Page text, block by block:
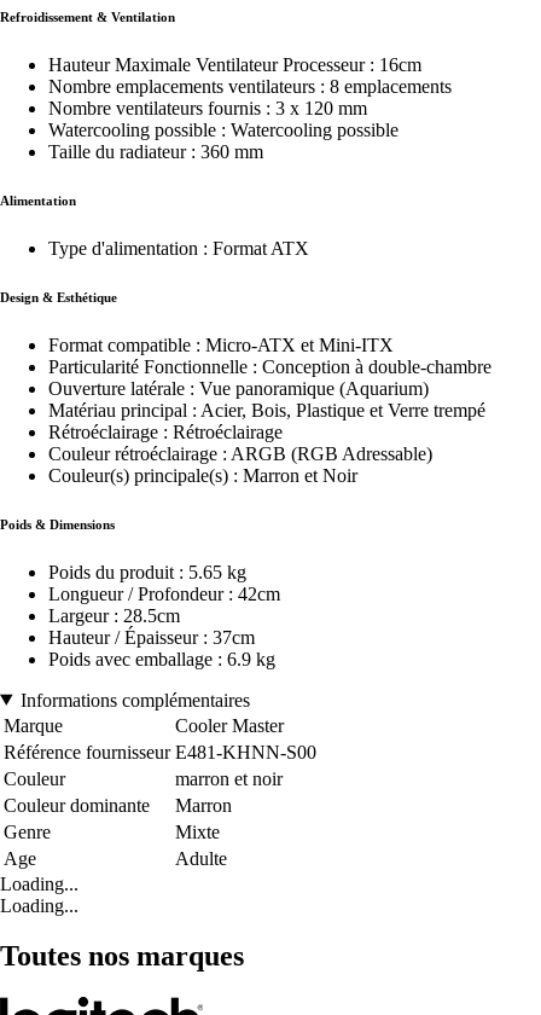
Refroidissement & Ventilation
Hauteur Maximale Ventilateur Processeur : 16cm
Nombre emplacements ventilateurs : 8 emplacements
Nombre ventilateurs fournis : 3 x 120 mm
Watercooling possible : Watercooling possible
Taille du radiateur : 360 mm
Alimentation
Type d'alimentation : Format ATX
Design & Esthétique
Format compatible : Micro-ATX et Mini-ITX
Particularité Fonctionnelle : Conception à double-chambre
Ouverture latérale : Vue panoramique (Aquarium)
Matériau principal : Acier, Bois, Plastique et Verre trempé
Rétroéclairage : Rétroéclairage
Couleur rétroéclairage : ARGB (RGB Adressable)
Couleur(s) principale(s) : Marron et Noir
Poids & Dimensions
Poids du produit : 5.65 kg
Longueur / Profondeur : 42cm
Largeur : 28.5cm
Hauteur / Épaisseur : 37cm
Poids avec emballage : 6.9 kg
Informations complémentaires
Marque
Cooler Master
Référence fournisseur E481-KHNN-S00
Couleur
marron et noir
Couleur dominante
Marron
Genre
Mixte
Age
Adulte
Loading...
Loading...
Toutes nos marques